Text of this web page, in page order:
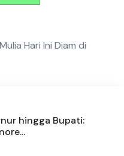
Hari Ini Diam di
hingga Bupati: